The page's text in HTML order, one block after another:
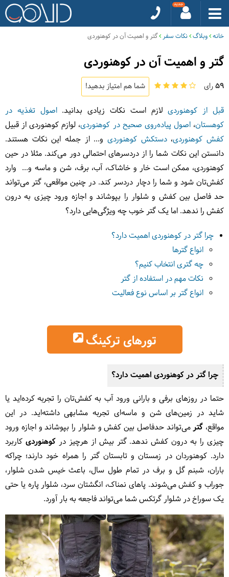
خانه وبلاگ نکات سفر گتر و اهمیت آن در کوهنوردی
گتر و اهمیت آن در کوهنوردی
59رای شما هم امتیاز بدهید!
قبل از کوهنوردیلازم است نکات زیادی بدانید.اصول تغذیه در
کوهستان،اصول پیاده‌روی صحیح در کوهنوردی، لوازم کوهنوردی از قبیل
کفش کوهنوردی،دستکش کوهنوردی و... از جمله این نکات هستند.
دانستن این نکات شما را از دردسرهای احتمالی دور می‌کند. مثلا در حین
کوهنوردی، ممکن است خار و خاشاک، آب، برف، شن و ماسه و... وارد
کفش‌تان شود و شما را دچار دردسر کند. در چنین مواقعی، گتر می‌تواند
حد فاصل بین کفش و شلوار را بپوشاند و اجازه ورود چیزی به درون
کفش را ندهد. اما یک گتر خوب چه ویژگی‌هایی دارد؟
چرا گتر در کوهنوردی اهمیت دارد؟
انواع گترها
چه گتری انتخاب کنیم؟
نکات مهم در استفاده از گتر
انواع گتر بر اساس نوع فعالیت
تورهای ترکینگ
چرا گتر در کوهنوردی اهمیت دارد؟
حتما در روزهای برفی و بارانی ورود آب به کفش‌تان را تجربه کرده‌اید یا
شاید در زمین‌های شن و ماسه‌ای تجربه مشابهی داشته‌اید. در این
مواقع، گترمی‌تواند حدفاصل بین کفش و شلوار را بپوشاند و اجازه ورود
چیزی را به درون کفش ندهد. گتر بیش از هرچیز درکوهنوردی کاربرد
دارد. کوهنوردان در زمستان و تابستان گتر را همراه خود دارند؛ چراکه
باران، شبنم گل و برف در تمام طول سال، باعث خیس شدن شلوار،
جوراب و کفش می‌شوند. پاهای نمناک، انگشتان سرد، شلوار پاره یا حتی
یک سوراخ در شلوار گرتکس شما می‌تواند فاجعه به بار آورد.